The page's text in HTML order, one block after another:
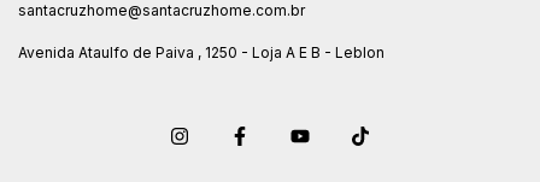
santacruzhome@santacruzhome.com.br
Avenida Ataulfo de Paiva , 1250 - Loja A E B - Leblon